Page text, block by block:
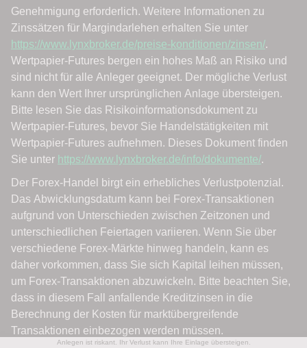
Anlegen ist riskant. Ihr Verlust kann Ihre Einlage übersteigen.